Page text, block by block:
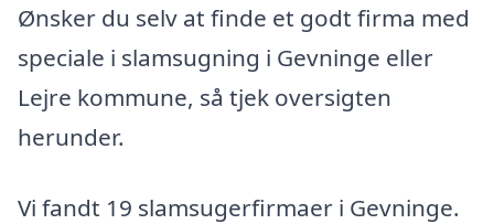
Ønsker du selv at finde et godt firma med
speciale i slamsugning i Gevninge eller
Lejre kommune, så tjek oversigten
herunder.
Vi fandt 19 slamsugerfirmaer i Gevninge.